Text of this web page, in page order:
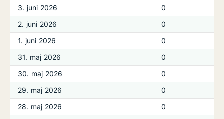
3. juni 2026
0
2. juni 2026
0
1. juni 2026
0
31. maj 2026
0
30. maj 2026
0
29. maj 2026
0
28. maj 2026
0